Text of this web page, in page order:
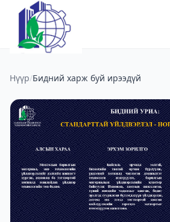
Нүүр/Бидний харж буй ирээдүй